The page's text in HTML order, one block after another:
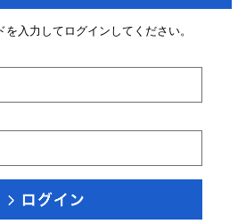
入力してログインしてください。